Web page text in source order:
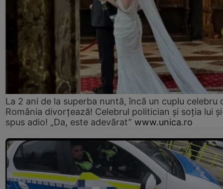
La 2 ani de la superba nuntă, încă un cuplu celebru
România divorțează! Celebrul politician și soția lui
spus adio! „Da, este adevărat” www.unica.ro